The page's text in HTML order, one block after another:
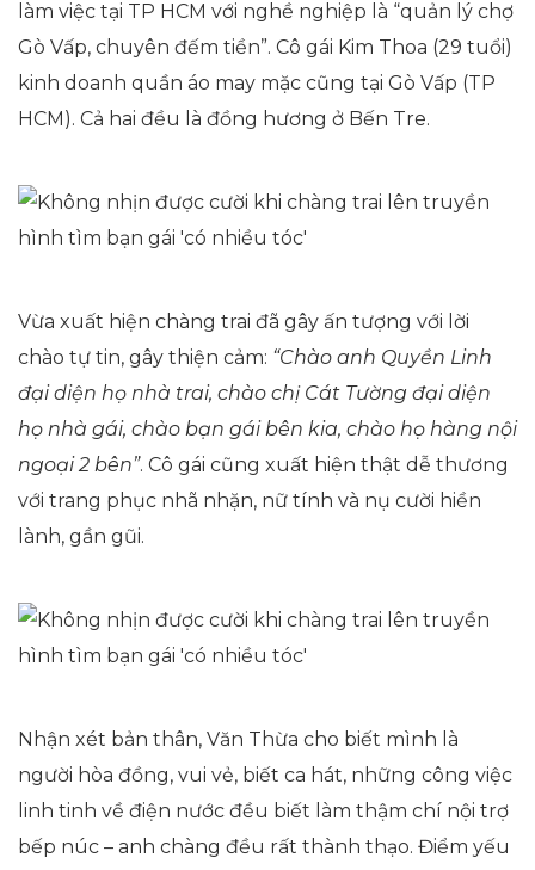
làm việc tại TP HCM với nghề nghiệp là “quản lý chợ
Gò Vấp, chuyên đếm tiền”. Cô gái Kim Thoa (29 tuổi)
kinh doanh quần áo may mặc cũng tại Gò Vấp (TP
HCM). Cả hai đều là đồng hương ở Bến Tre.
Vừa xuất hiện chàng trai đã gây ấn tượng với lời
chào tự tin, gây thiện cảm: “Chào anh Quyền Linh
đại diện họ nhà trai, chào chị Cát Tường đại diện
họ nhà gái, chào bạn gái bên kia, chào họ hàng nội
ngoại 2 bên”. Cô gái cũng xuất hiện thật dễ thương
với trang phục nhã nhặn, nữ tính và nụ cười hiền
lành, gần gũi.
Nhận xét bản thân, Văn Thừa cho biết mình là
người hòa đồng, vui vẻ, biết ca hát, những công việc
linh tinh về điện nước đều biết làm thậm chí nội trợ
bếp núc – anh chàng đều rất thành thạo. Điểm yếu